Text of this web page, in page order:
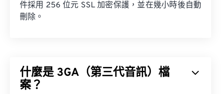
件採用 256 位元 SSL 加密保護，並在幾小時後自動
刪除。
什麼是 3GA（第三代音訊）檔
案？